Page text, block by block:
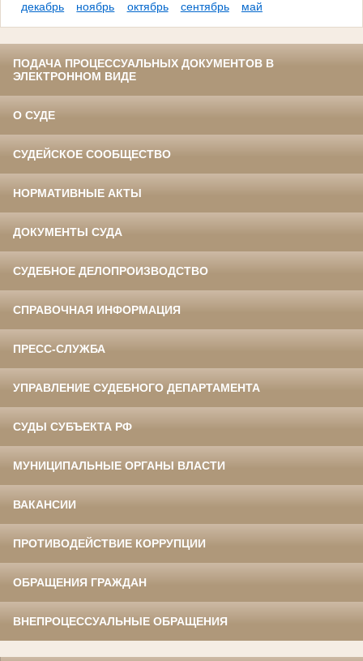
декабрь ноябрь октябрь сентябрь май
ПОДАЧА ПРОЦЕССУАЛЬНЫХ ДОКУМЕНТОВ В
ЭЛЕКТРОННОМ ВИДЕ
О СУДЕ
СУДЕЙСКОЕ СООБЩЕСТВО
НОРМАТИВНЫЕ АКТЫ
ДОКУМЕНТЫ СУДА
СУДЕБНОЕ ДЕЛОПРОИЗВОДСТВО
СПРАВОЧНАЯ ИНФОРМАЦИЯ
ПРЕСС-СЛУЖБА
УПРАВЛЕНИЕ СУДЕБНОГО ДЕПАРТАМЕНТА
СУДЫ СУБЪЕКТА РФ
МУНИЦИПАЛЬНЫЕ ОРГАНЫ ВЛАСТИ
ВАКАНСИИ
ПРОТИВОДЕЙСТВИЕ КОРРУПЦИИ
ОБРАЩЕНИЯ ГРАЖДАН
ВНЕПРОЦЕССУАЛЬНЫЕ ОБРАЩЕНИЯ